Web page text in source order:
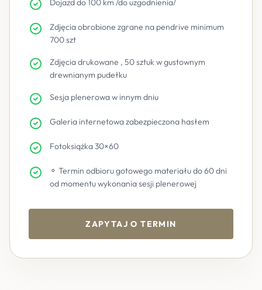
Dojazd do 100 km /do uzgodnienia/
Zdjęcia obrobione zgrane na pendrive minimum
700 szt
Zdjęcia drukowane , 50 sztuk w gustownym
drewnianym pudełku
Sesja plenerowa w innym dniu
Galeria internetowa zabezpieczona hasłem
Fotoksiążka 30×60
⚬ Termin odbioru gotowego materiału do 60 dni
od momentu wykonania sesji plenerowej
ZAPYTAJ O TERMIN